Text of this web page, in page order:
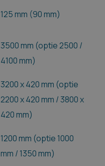
125 mm (90 mm)
3500 mm (optie 2500 /
4100 mm)
3200 x 420 mm (optie
2200 x 420 mm / 3800 x
420 mm)
1200 mm (optie 1000
mm / 1350 mm)